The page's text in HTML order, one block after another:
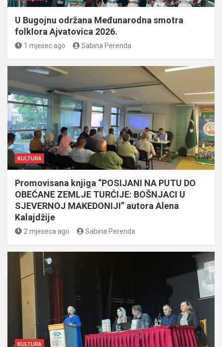
U Bugojnu održana Međunarodna smotra
folklora Ajvatovica 2026.
1 mjesec ago Sabina Perenda
KULTURA
Promovisana knjiga “POSIJANI NA PUTU DO
OBEĆANE ZEMLJE TURĆIJE: BOŠNJACI U
SJEVERNOJ MAKEDONIJI” autora Alena
Kalajdžije
2 mjeseca ago Sabina Perenda
KULTURA